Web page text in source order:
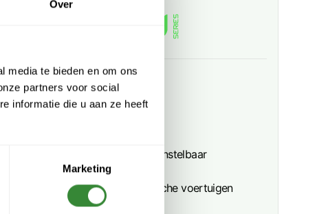
Over
media te bieden en om ons
partners voor social
informatie die u aan ze heeft
Marketing
3-fase laadpaal
Verschillende vermogens instelbaar
Geschikt voor alle elektrische voertuigen